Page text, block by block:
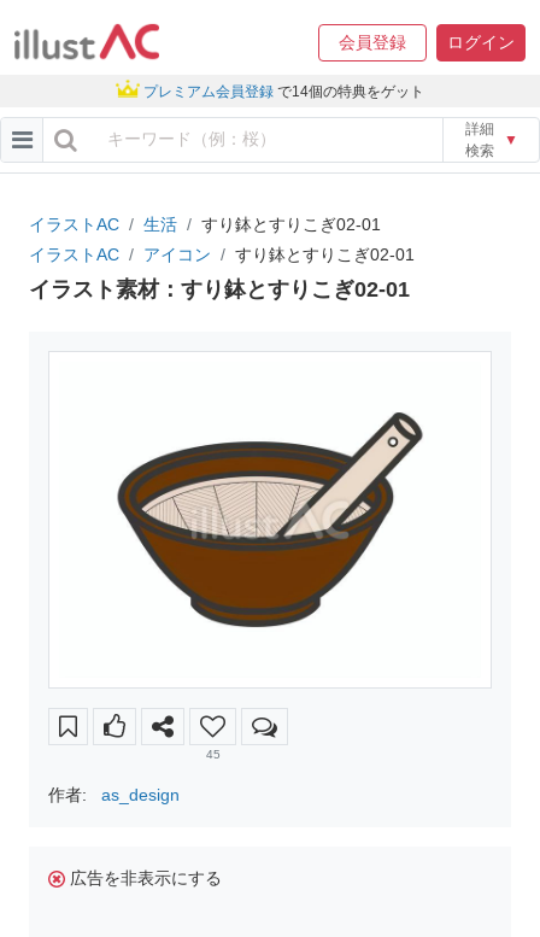
会員登録 ログイン
プレミアム会員登録 で14個の特典をゲット
詳細
検索
▼
イラストAC 生活
すり鉢とすりこぎ02-01
イラストAC
アイコン すり鉢とすりこぎ02-01
イラスト素材：すり鉢とすりこぎ02-01
45
作者: as_design
広告を非表示にする